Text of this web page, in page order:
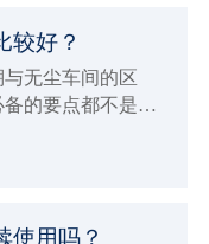
较好？
无尘车间的区
的要点都不是很
辉来做详细的介
使用吗？